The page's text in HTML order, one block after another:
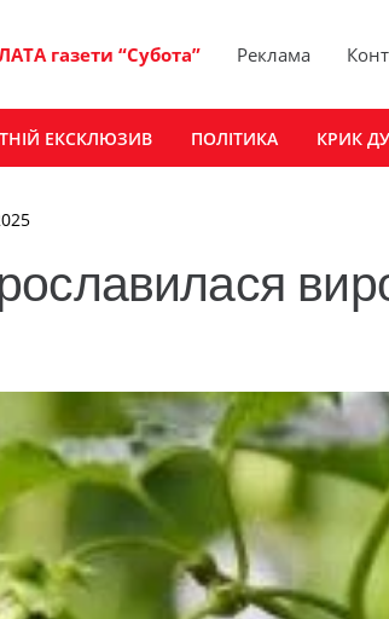
газети “Субота” Реклама
ЕКСКЛЮЗИВ ПОЛІТИКА КРИК